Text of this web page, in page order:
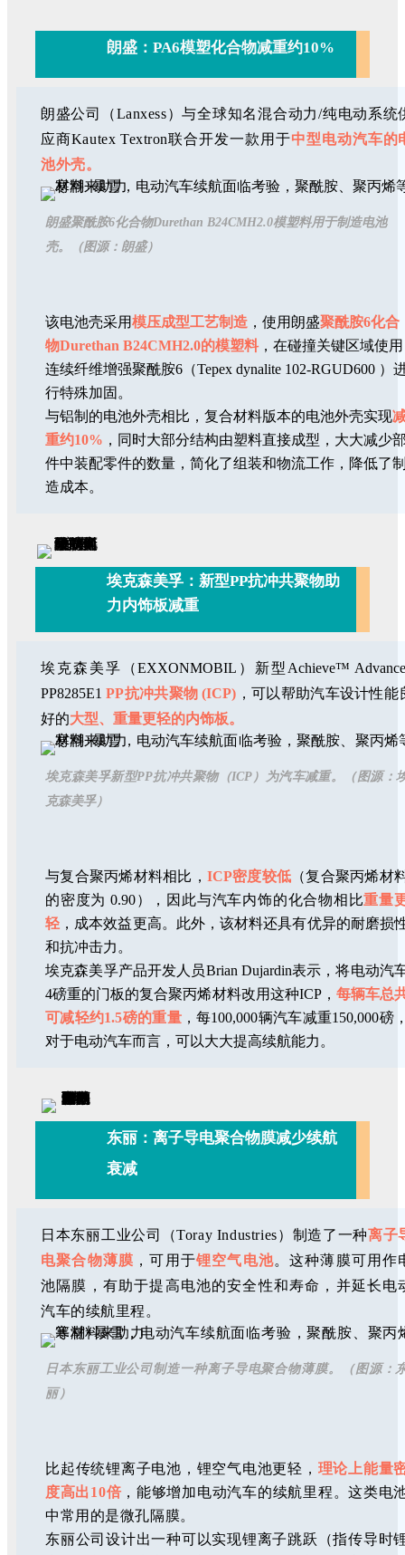
朗盛：PA6模塑化合物减重约10%
朗盛公司（Lanxess）与全球知名混合动力/纯电动系统
应商Kautex Textron联合开发一款用于中型电动汽车的
池外壳。
朗盛聚酰胺6化合物Durethan B24CMH2.0模塑料用于制造电池
壳。（图源：朗盛）
该电池壳采用模压成型工艺制造 ，使用朗盛聚酰胺6化合
物Durethan B24CMH2.0的模塑料 ，在碰撞关键区域使用
连续纤维增强聚酰胺6（Tepex dynalite 102-RGUD600 ）
行特殊加固。
与铝制的电池外壳相比，复合材料版本的电池外壳实现
重约10% ，同时大部分结构由塑料直接成型，大大减少
件中装配零件的数量，简化了组装和物流工作，降低了
造成本。
埃克森美孚：新型PP抗冲共聚物助
力内饰板减重
埃克森美孚（EXXONMOBIL）新型Achieve™
PP8285E1PP抗冲共聚物 (ICP) ，可以帮助汽车设计性能
好的大型、重量更轻的内饰板。
埃克森美孚新型PP抗冲共聚物（ICP）为汽车减重。（图源：
克森美孚）
与复合聚丙烯材料相比， ICP密度较低 （复合聚丙烯材
的密度为 0.90），因此与汽车内饰的化合物相比重量
轻 ，成本效益更高。此外，该材料还具有优异的耐磨损
和抗冲击力。
埃克森美孚产品开发人员Brian Dujardin表示，将电动汽
4磅重的门板的复合聚丙烯材料改用这种ICP， 每辆车总
可减轻约1.5磅的重量，每100,000辆汽车减重150,000磅
对于电动汽车而言，可以大大提高续航能力。
东丽：离子导电聚合物膜减少续航
衰减
日本东丽工业公司（Toray Industries）制造了一种离子
电聚合物薄膜 ，可用于锂空气电池。这种薄膜可用作
池隔膜，有助于提高电池的安全性和寿命，并延长电
汽车的续航里程。
日本东丽工业公司制造一种离子导电聚合物薄膜。（图源：
丽）
比起传统锂离子电池，锂空气电池更轻， 理论上能量
度高出10倍 ，能够增加电动汽车的续航里程。这类电
中常用的是微孔隔膜。
东丽公司设计出一种可以实现锂离子跳跃（指传导时